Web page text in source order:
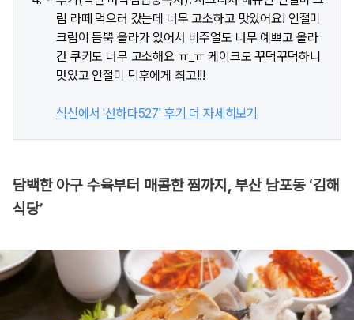
림 라떼 먹으러 갔는데 너무 고소하고 맛있어요! 인절미
크림이 듬뿍 올라가 있어서 비주얼도 너무 예쁘고 올라
간 쿠키도 너무 고소해요 ㅠ_ㅠ 케이크도 꾸덕꾸덕하니
맛있고 인절미 덕후에게 최고!!!
식신에서 '선하다527' 후기 더 자세히보기
담백한 아구 수육부터 매콤한 찜까지, 부산 남포동 ‘김해
식당’